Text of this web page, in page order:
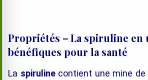
Propriétés – La spiruline en
bénéfiques pour la santé
La spirulinecontient une mine de